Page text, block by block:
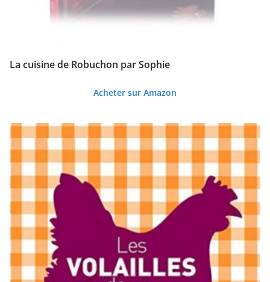
La cuisine de Robuchon par Sophie
Acheter sur Amazon